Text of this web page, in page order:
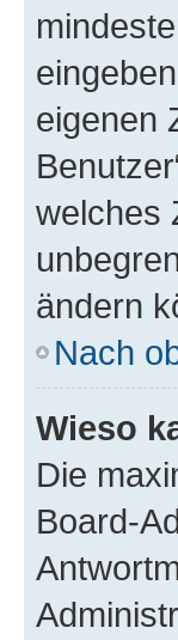
eigenen
welches
ändern
Nach
Wieso
Die
Board-